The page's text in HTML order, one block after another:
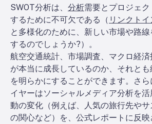
SWOT分析は、 分析需要とプロジェ
するために不可欠である（ リンクトイ
と多様化のために、新しい市場や路
するのでしょうか?）。
航空交通統計、市場調査、マクロ経
が本当に成長しているのか、それと
を明らかにすることができます。さ
イヤーはソーシャルメディア分析を
動の変化（例えば、人気の旅行先や
の関心など）を、公式レポートに反